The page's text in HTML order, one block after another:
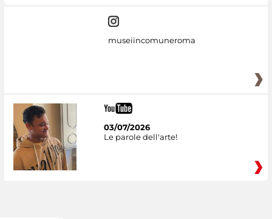
museiincomuneroma
03/07/2026
Le parole dell'arte!